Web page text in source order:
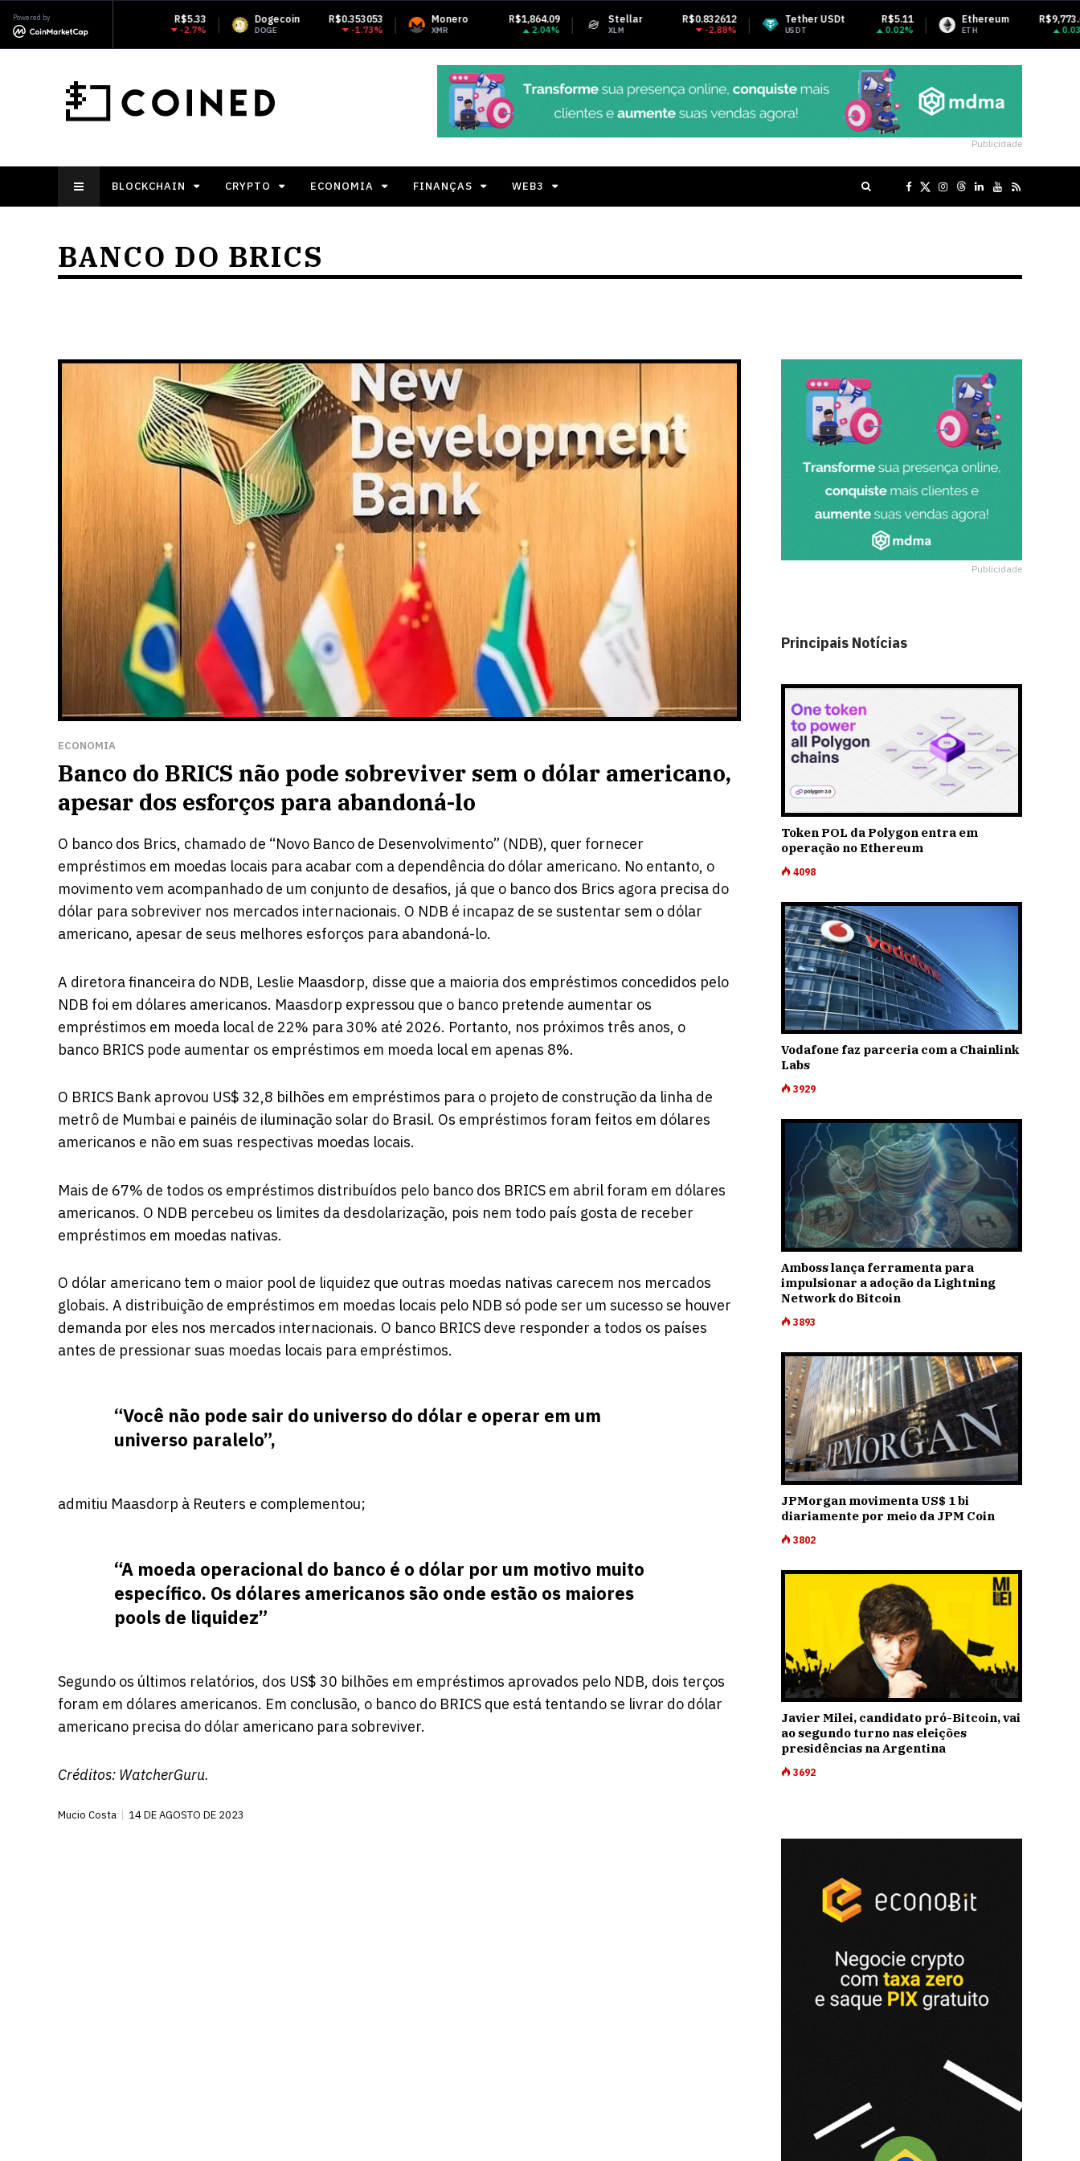
Powered by Dogecoin R$0.353053
DOGE -1.73%
Monero R$1,864.09
XMR
Stellar R$0.832612
XLM
Tether USDt R$5.11
USDT
Ethereum R$9,773.64
ETH
BNB
BNB
Publicidade
BLOCKCHAIN CRYPTO ECONOMIA FINANÇAS WEB3
BANCO DO BRICS
ECONOMIA
Banco do BRICS não pode sobreviver sem o dólar americano,
apesar dos esforços para abandoná-lo
O banco dos Brics, chamado de “Novo Banco de Desenvolvimento” (NDB), quer fornecer
empréstimos em moedas locais para acabar com a dependência do dólar americano. No entanto, o
movimento vem acompanhado de um conjunto de desafios, já que o banco dos Brics agora precisa do
dólar para sobreviver nos mercados internacionais. O NDB é incapaz de se sustentar sem o dólar
americano, apesar de seus melhores esforços para abandoná-lo.
A diretora financeira do NDB, Leslie Maasdorp, disse que a maioria dos empréstimos concedidos pelo
NDB foi em dólares americanos. Maasdorp expressou que o banco pretende aumentar os
empréstimos em moeda local de 22% para 30% até 2026. Portanto, nos próximos três anos, o
banco BRICS pode aumentar os empréstimos em moeda local em apenas 8%.
O BRICS Bank aprovou US$ 32,8 bilhões em empréstimos para o projeto de construção da linha de
metrô de Mumbai e painéis de iluminação solar do Brasil. Os empréstimos foram feitos em dólares
americanos e não em suas respectivas moedas locais.
Mais de 67% de todos os empréstimos distribuídos pelo banco dos BRICS em abril foram em dólares
americanos. O NDB percebeu os limites da desdolarização, pois nem todo país gosta de receber
empréstimos em moedas nativas.
O dólar americano tem o maior pool de liquidez que outras moedas nativas carecem nos mercados
globais. A distribuição de empréstimos em moedas locais pelo NDB só pode ser um sucesso se houver
demanda por eles nos mercados internacionais. O banco BRICS deve responder a todos os países
antes de pressionar suas moedas locais para empréstimos.
“Você não pode sair do universo do dólar e operar em um
universo paralelo”,
admitiu Maasdorp à Reuters e complementou;
“A moeda operacional do banco é o dólar por um motivo muito
específico. Os dólares americanos são onde estão os maiores
pools de liquidez”
Segundo os últimos relatórios, dos US$ 30 bilhões em empréstimos aprovados pelo NDB, dois terços
foram em dólares americanos. Em conclusão, o banco do BRICS que está tentando se livrar do dólar
americano precisa do dólar americano para sobreviver.
Créditos: WatcherGuru.
Mucio Costa 14 DE AGOSTO DE 2023
Publicidade
Principais Notícias
Token POL da Polygon entra em
operação no Ethereum
4098
Vodafone faz parceria com a Chainlink
Labs
3929
Amboss lança ferramenta para
impulsionar a adoção da Lightning
Network do Bitcoin
3893
JPMorgan movimenta US$ 1 bi
diariamente por meio da JPM Coin
3802
Javier Milei, candidato pró-Bitcoin, vai
ao segundo turno nas eleições
presidências na Argentina
3692